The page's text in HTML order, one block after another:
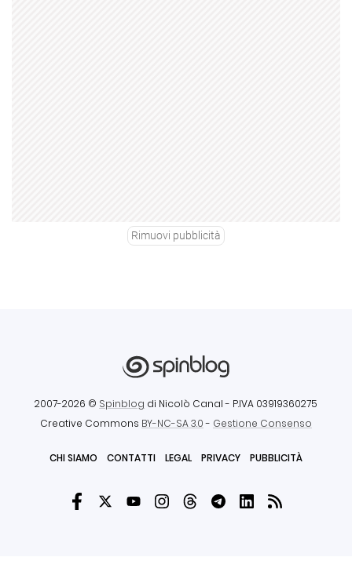
Rimuovi pubblicità
2007-2026 © Spinblog di Nicolò Canal - P.IVA 03919360275
Creative Commons BY-NC-SA 3.0- Gestione Consenso
CHI SIAMO CONTATTI LEGAL PRIVACY PUBBLICITÀ